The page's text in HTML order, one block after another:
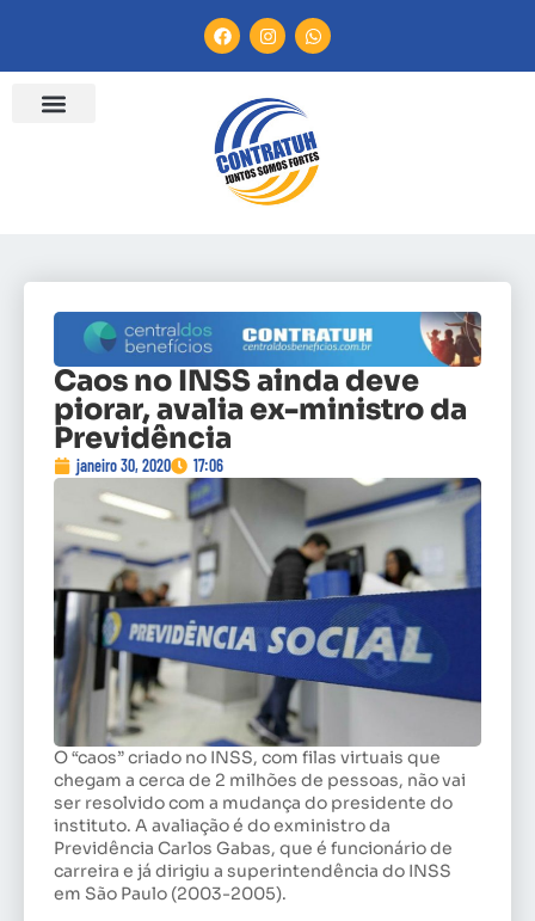
Caos no INSS ainda deve
piorar, avalia ex-ministro da
Previdência
janeiro 30, 2020 17:06
O “caos” criado no INSS, com filas virtuais que
chegam a cerca de 2 milhões de pessoas, não vai
ser resolvido com a mudança do presidente do
instituto. A avaliação é do exministro da
Previdência Carlos Gabas, que é funcionário de
carreira e já dirigiu a superintendência do INSS
em São Paulo (2003-2005).